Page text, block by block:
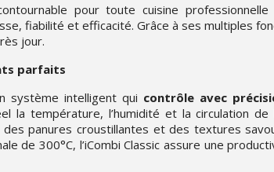
pour toute cuisine
fiabilité et efficacité. Grâce à ses multiples
jour.
parfaits
système intelligent qui contrôle avec
température, l’humidité et la circulation de
panures croustillantes et des textures
de 300°C, l’iCombi Classic assure une